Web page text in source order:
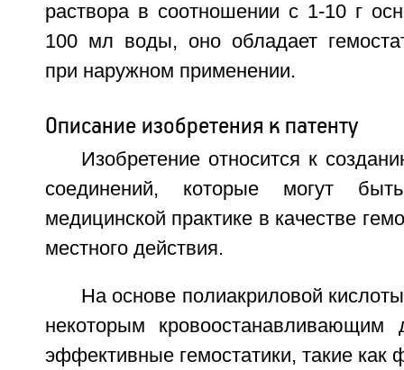
раствора в соотношении с 1-10 г
100 мл воды, оно обладает
при наружном применении.
Описание изобретения к патенту
Изобретение относится к
соединений, которые могут
медицинской практике в качестве
местного действия.
На основе полиакриловой
некоторым кровоостанавливающим
эффективные гемостатики, такие как